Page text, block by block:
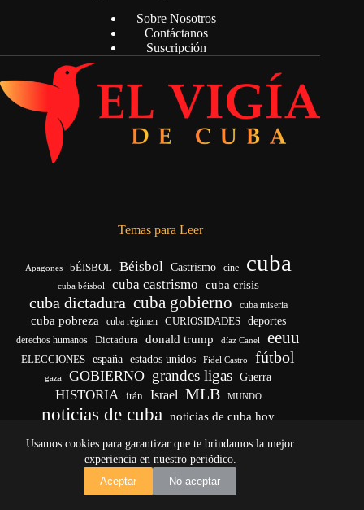
Usamos cookies para garantizar que te brindamos la mejor
experiencia en nuestro periódico.
Aceptar
No aceptar
Sobre Nosotros
Contáctanos
Suscripción
Temas para Leer
Apagones bÉISBOL Béisbol Castrismo cine cuba
cuba béisbol cuba castrismo cuba crisis
cuba dictadura cuba gobierno cuba miseria
cuba pobreza cuba régimen CURIOSIDADES deportes
derechos humanos Dictadura donald trump díaz Canel eeuu
ELECCIONES españa estados unidos Fidel Castro fútbol
gaza GOBIERNO grandes ligas Guerra
HISTORIA irán Israel MLB MUNDO
noticias de cuba
noticias de cuba hoy
vida yankees
Copyright © 2026 - El Vigía de Cuba
Desarrollo, mantenimiento web y SEO por